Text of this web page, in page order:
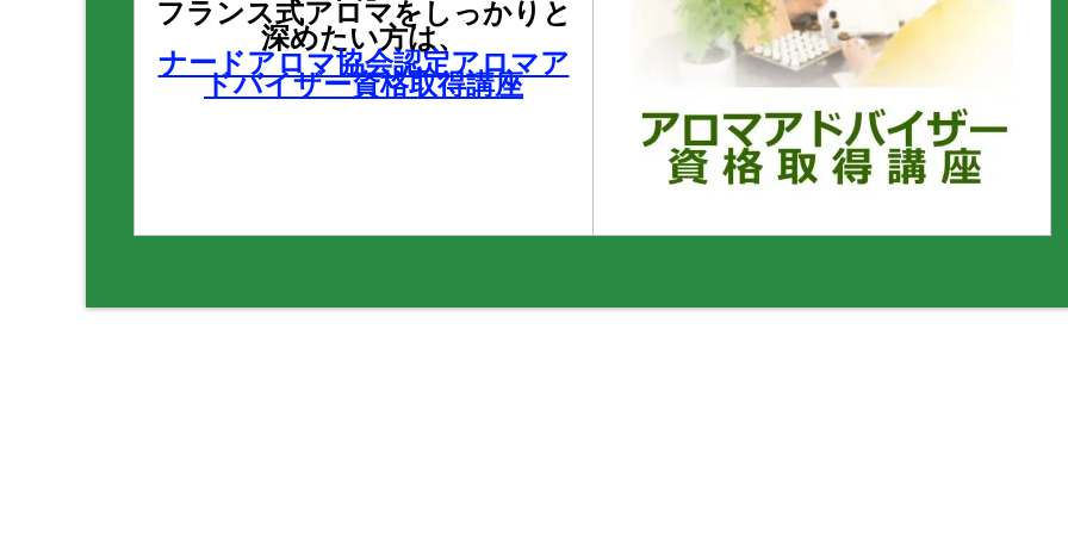
フランス式アロマをしっかりと
深めたい方は、
ナードアロマ協会認定アロマア
ドバイザー資格取得講座